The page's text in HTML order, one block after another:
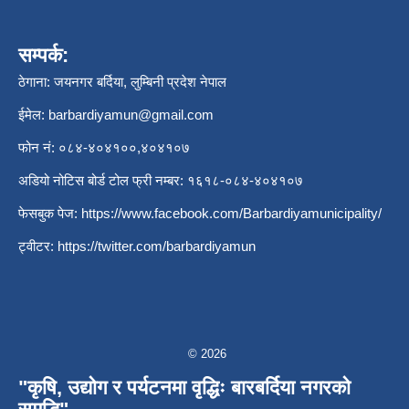
सम्पर्क:
ठेगाना: जयनगर बर्दिया, लुम्बिनी प्रदेश नेपाल
ईमेल: barbardiyamun@gmail.com
फोन नं: ०८४-४०४१००,४०४१०७
अडियो नोटिस बोर्ड टोल फ्री नम्बर: १६१८-०८४-४०४१०७
फेसबुक पेज: https://www.facebook.com/Barbardiyamunicipality/
ट्वीटर: https://twitter.com/barbardiyamun
© 2026
"कृषि, उद्योग र पर्यटनमा वृद्धिः बारबर्दिया नगरको